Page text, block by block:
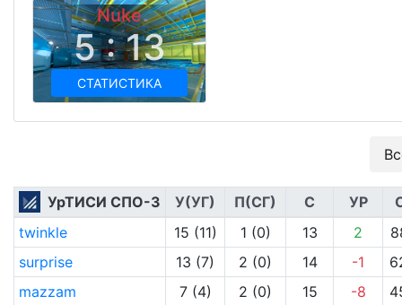
Nuke
5 : 13
СТАТИСТИКА
УрТИСИ СПО-3 У(УГ) П(СГ) С УР
twinkle
15 (11) 1 (0) 13 2
surprise
13 (7) 2 (0) 14 -1
mazzam
7 (4) 2 (0) 15 -8